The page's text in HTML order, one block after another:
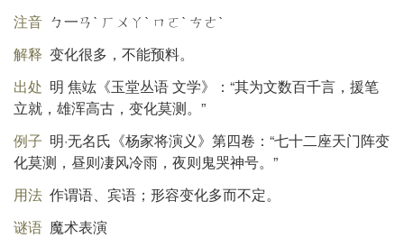
注音 ㄅ一ㄢˋ ㄏㄨㄚˋ ㄇㄛˋ ㄘㄜˋ
解释 变化很多，不能预料。
出处 明 焦竑《玉堂丛语 文学》：“其为文数百千言，援笔
立就，雄浑高古，变化莫测。”
例子 明·无名氏《杨家将演义》第四卷：“七十二座天门阵变
化莫测，昼则凄风冷雨，夜则鬼哭神号。”
用法 作谓语、宾语；形容变化多而不定。
谜语 魔术表演